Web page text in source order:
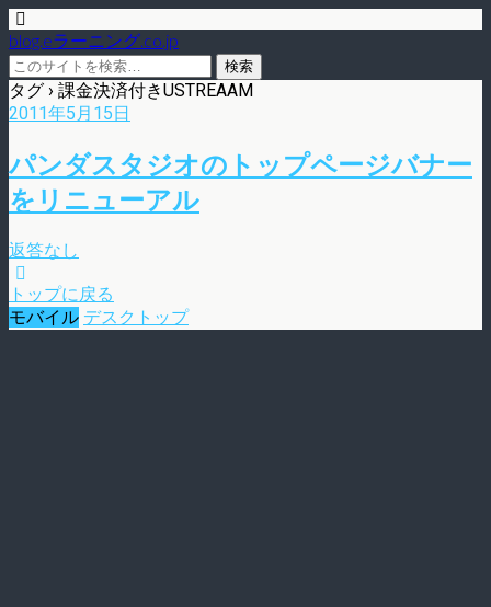
blog.eラーニング.co.jp
タグ › 課金決済付きUSTREAAM
2011年5月15日
パンダスタジオのトップページバナー
をリニューアル
返答なし
トップに戻る
モバイル デスクトップ